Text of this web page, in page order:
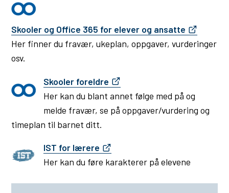
l
p
p
e
s
s
n
Skooler og Office 365 for elever og ansatte
Her finner du fravær, ukeplan, oppgaver, vurderinger
osv.
Skooler foreldre
​Her kan du blant annet følge med på og
melde fravær, se på oppgaver/vurdering og
timeplan til barnet ditt.
IST for lærere
Her kan du føre karakterer på elevene